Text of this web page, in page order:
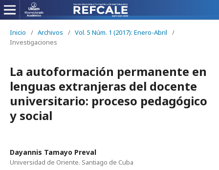
Inicio / Archivos / Vol. 5 Núm. 1 (2017): Enero-Abril
/
Investigaciones
La autoformación permanente en
lenguas extranjeras del docente
universitario: proceso pedagógico
y social
Dayannis Tamayo Preval
Universidad de Oriente. Santiago de Cuba